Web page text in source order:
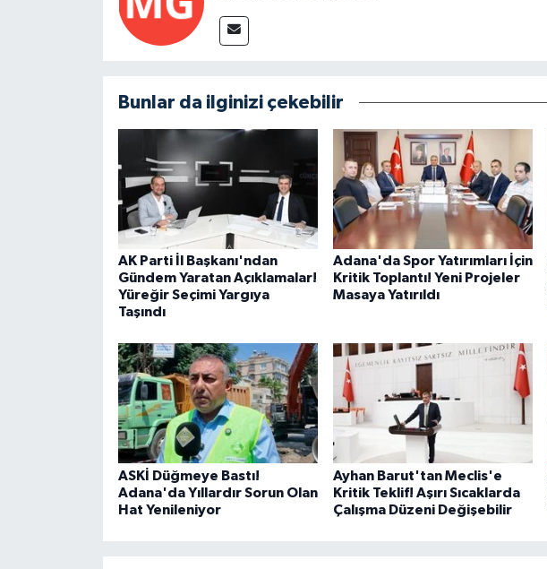
Bunlar da ilginizi çekebilir
AK Parti İl Başkanı'ndan
Gündem Yaratan Açıklamalar!
Yüreğir Seçimi Yargıya
Taşındı
Adana'da Spor Yatırımları İçin
Kritik Toplantı! Yeni Projeler
Masaya Yatırıldı
ASKİ Düğmeye Bastı!
Adana'da Yıllardır Sorun Olan
Hat Yenileniyor
Ayhan Barut'tan Meclis'e
Kritik Teklif! Aşırı Sıcaklarda
Çalışma Düzeni Değişebilir